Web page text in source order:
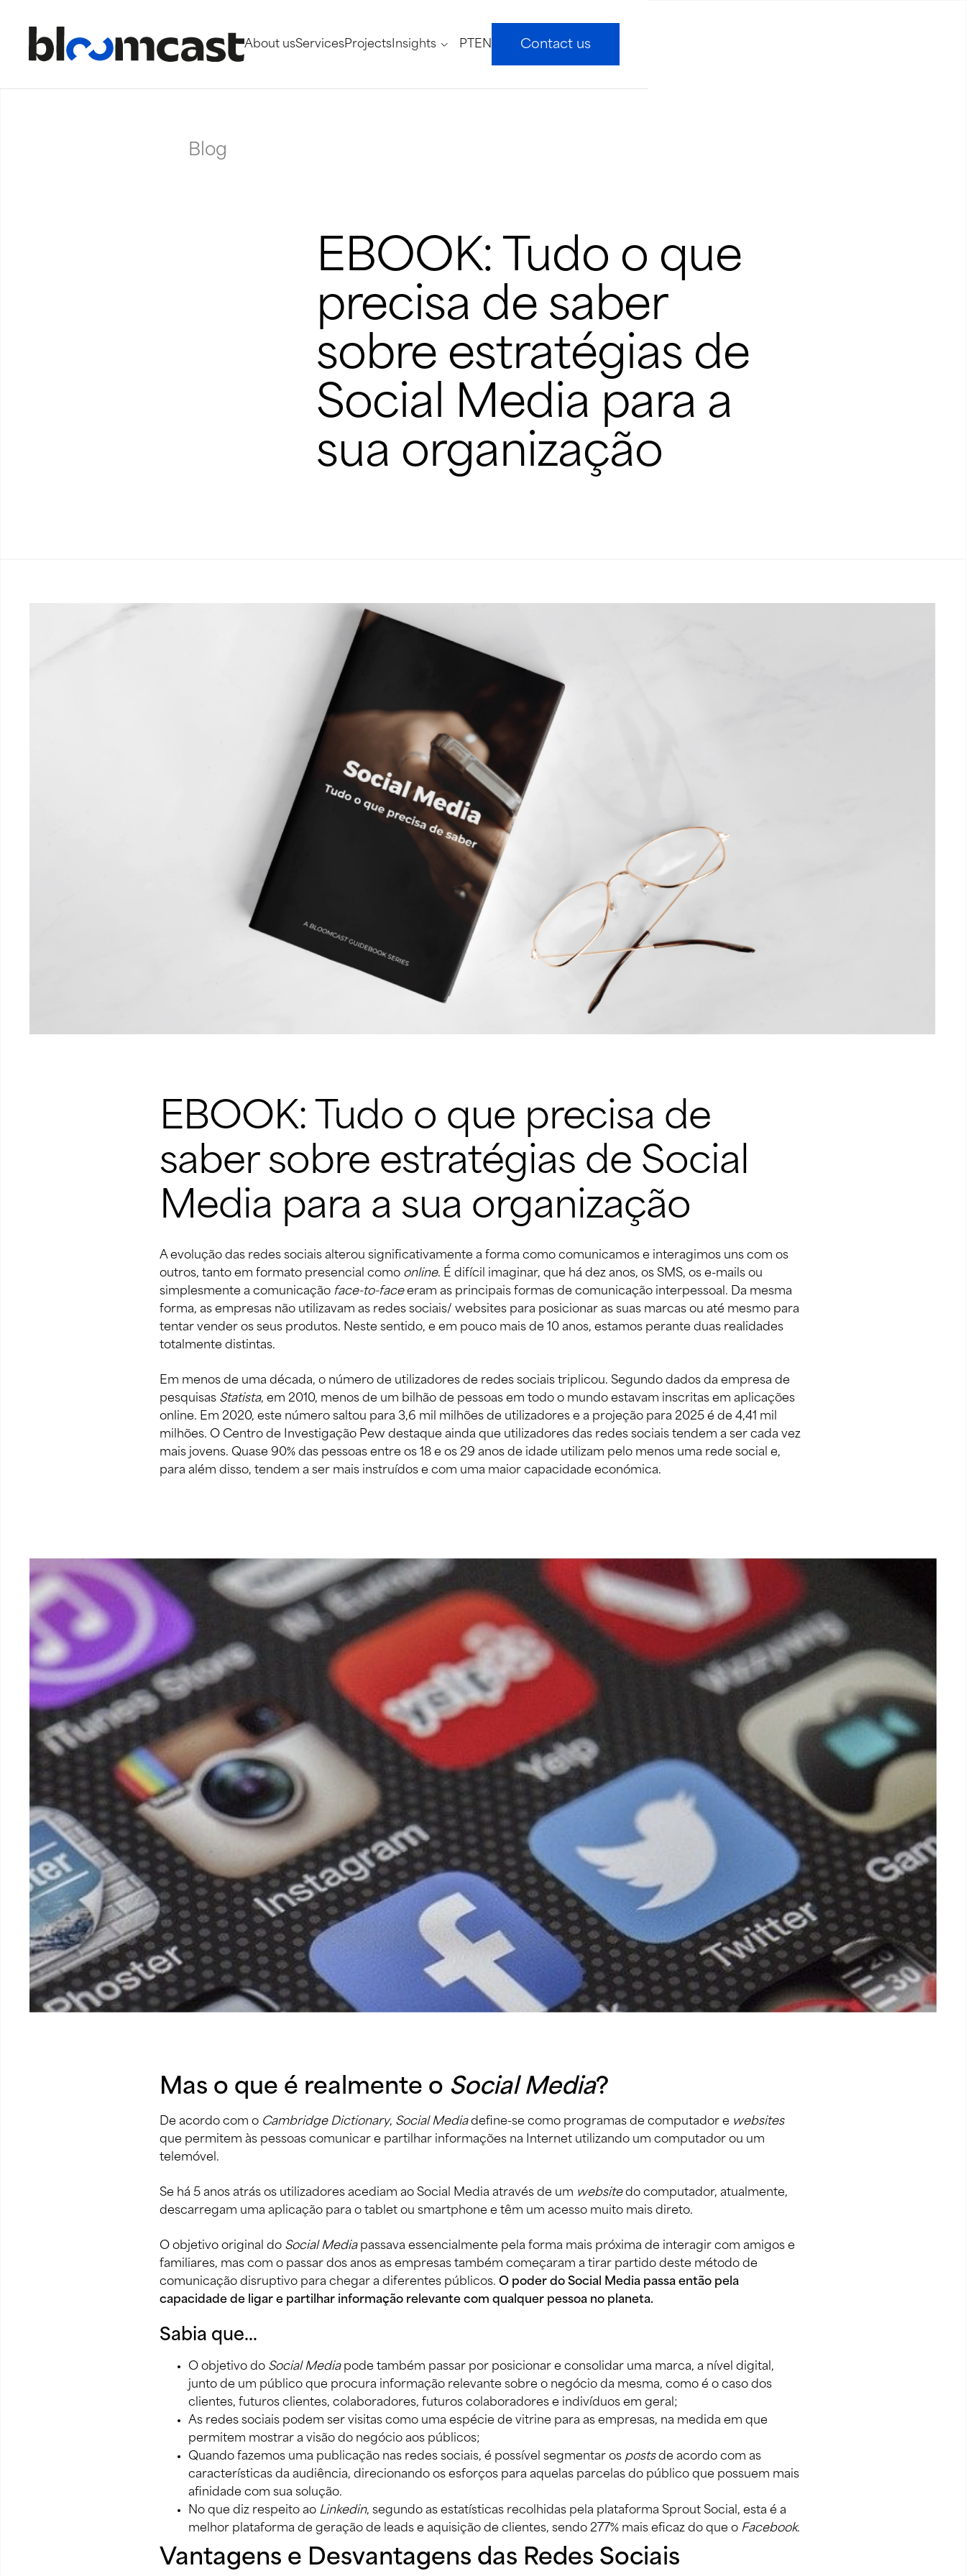
About usServicesProjects Insights PT EN Contact us
Blog
EBOOK: Tudo o que
precisa de saber
sobre estratégias de
Social Media para a
sua organização
EBOOK: Tudo o que precisa de
saber sobre estratégias de Social
Media para a sua organização
A evolução das redes sociais alterou significativamente a forma como comunicamos e interagimos uns com os
outros, tanto em formato presencial como online. É difícil imaginar, que há dez anos, os SMS, os e-mails ou
simplesmente a comunicação face-to-face eram as principais formas de comunicação interpessoal. Da mesma
forma, as empresas não utilizavam as redes sociais/ websites para posicionar as suas marcas ou até mesmo para
tentar vender os seus produtos. Neste sentido, e em pouco mais de 10 anos, estamos perante duas realidades
totalmente distintas.
Em menos de uma década, o número de utilizadores de redes sociais triplicou. Segundo dados da empresa de
pesquisas Statista, em 2010, menos de um bilhão de pessoas em todo o mundo estavam inscritas em aplicações
online. Em 2020, este número saltou para 3,6 mil milhões de utilizadores e a projeção para 2025 é de 4,41 mil
milhões. O Centro de Investigação Pew destaque ainda que utilizadores das redes sociais tendem a ser cada vez
mais jovens. Quase 90% das pessoas entre os 18 e os 29 anos de idade utilizam pelo menos uma rede social e,
para além disso, tendem a ser mais instruídos e com uma maior capacidade económica.
Mas o que é realmente o Social Media?
De acordo com o Cambridge Dictionary, Social Media define-se como programas de computador e websites
que permitem às pessoas comunicar e partilhar informações na Internet utilizando um computador ou um
telemóvel.
Se há 5 anos atrás os utilizadores acediam ao Social Media através de um website do computador, atualmente,
descarregam uma aplicação para o tablet ou smartphone e têm um acesso muito mais direto.
O objetivo original do Social Media passava essencialmente pela forma mais próxima de interagir com amigos e
familiares, mas com o passar dos anos as empresas também começaram a tirar partido deste método de
comunicação disruptivo para chegar a diferentes públicos. O poder do Social Media passa então pela
capacidade de ligar e partilhar informação relevante com qualquer pessoa no planeta.
Sabia que…
O objetivo do Social Media pode também passar por posicionar e consolidar uma marca, a nível digital,
junto de um público que procura informação relevante sobre o negócio da mesma, como é o caso dos
clientes, futuros clientes, colaboradores, futuros colaboradores e indivíduos em geral;
As redes sociais podem ser visitas como uma espécie de vitrine para as empresas, na medida em que
permitem mostrar a visão do negócio aos públicos;
Quando fazemos uma publicação nas redes sociais, é possível segmentar os posts de acordo com as
características da audiência, direcionando os esforços para aquelas parcelas do público que possuem mais
afinidade com sua solução.
No que diz respeito ao Linkedin, segundo as estatísticas recolhidas pela plataforma Sprout Social, esta é a
melhor plataforma de geração de leads e aquisição de clientes, sendo 277% mais eficaz do que o Facebook.
Vantagens e Desvantagens das Redes Sociais